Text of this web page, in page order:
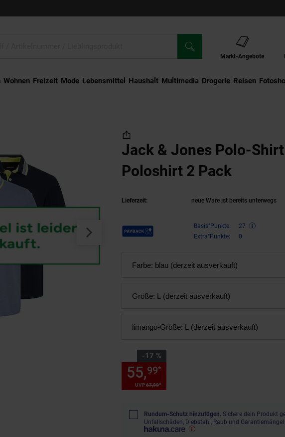
Markt-Angebote
Wohnen Freizeit Mode Lebensmittel Haushalt Multimedia Drogerie Externer Link:
Reisen
Jack & Jones Polo-
Poloshirt 2 Pack
Lieferzeit: neue Ware ist bereits unterwegs
Payback Punkte Basis°Punkte:
27
Extra°Punkte:
0
Farbe: blau (derzeit ausverkauft)
Größe: L (derzeit ausverkauft)
limango-Größe: L (derzeit ausverkauft)
-17 %
Sie Sparen 17 Prozent,
UVP67,99*
55,99*
Rundum-Schutz hinzufügen. Sichere dein Produkt
Unfallschäden, Diebstahl, Raub und